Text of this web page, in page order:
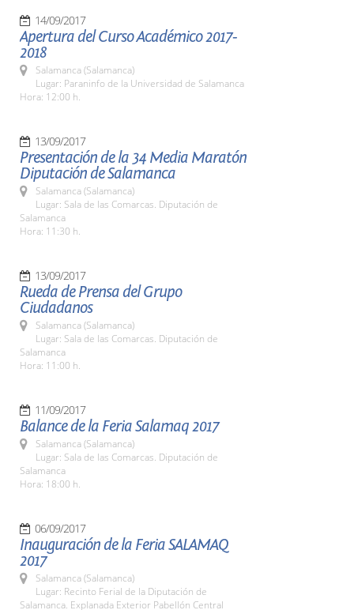
14/09/2017
Apertura del Curso Académico 2017-
2018
Salamanca (Salamanca)
Lugar: Paraninfo de la Universidad de Salamanca
Hora: 12:00 h.
13/09/2017
Presentación de la 34 Media Maratón
Diputación de Salamanca
Salamanca (Salamanca)
Lugar: Sala de las Comarcas. Diputación de
Salamanca
Hora: 11:30 h.
13/09/2017
Rueda de Prensa del Grupo
Ciudadanos
Salamanca (Salamanca)
Lugar: Sala de las Comarcas. Diputación de
Salamanca
Hora: 11:00 h.
11/09/2017
Balance de la Feria Salamaq 2017
Salamanca (Salamanca)
Lugar: Sala de las Comarcas. Diputación de
Salamanca
Hora: 18:00 h.
06/09/2017
Inauguración de la Feria SALAMAQ
2017
Salamanca (Salamanca)
Lugar: Recinto Ferial de la Diputación de
Salamanca. Explanada Exterior Pabellón Central